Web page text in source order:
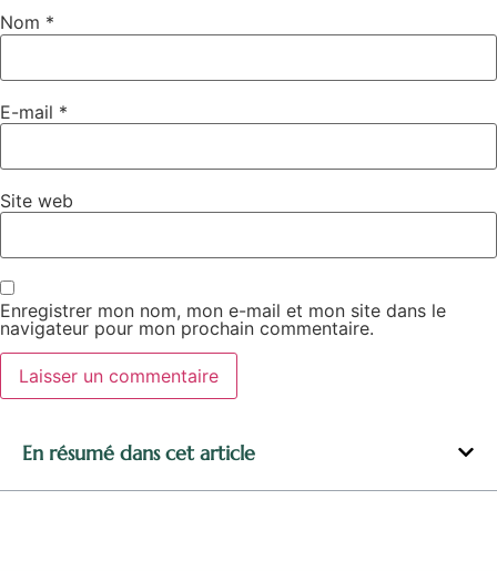
Nom *
E-mail *
Site web
Enregistrer mon nom, mon e-mail et mon site dans le
navigateur pour mon prochain commentaire.
En résumé dans cet article